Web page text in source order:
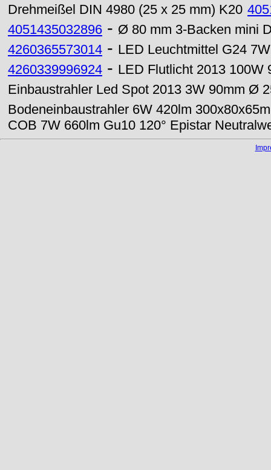
Drehmeißel DIN 4980 (25 x 25 mm) K20
4051435032896 - Ø 80 mm 3-Backen mini
4260365573014 - LED Leuchtmittel G24
4260339996924 - LED Flutlicht 2013 100W
Einbaustrahler Led Spot 2013 3W 90mm Ø
Bodeneinbaustrahler 6W 420lm
COB 7W 660lm Gu10 120° Epistar